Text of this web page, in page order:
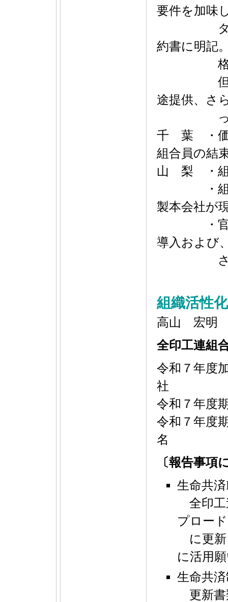
要件を加味
タの著
約書に明記
格協議
但し、
途提供、さ
って
千 葉 ・価
組合員の結
山 梨 ・組
・組合員
製本会社が
・官公需
導入および
させて
組織活性
高山 宏明
全印工連組
令和７年
社
令和７年度
令和７年度
名
〔報告事項
生命共
全印工
プロー
に更新
に活用
生命共
更新書